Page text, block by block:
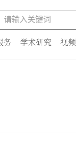
务 学术研究 视